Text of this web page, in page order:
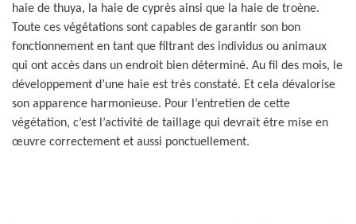
haie de thuya, la haie de cyprès ainsi que la haie de troène.
Toute ces végétations sont capables de garantir son bon
fonctionnement en tant que filtrant des individus ou animaux
qui ont accès dans un endroit bien déterminé. Au fil des mois, le
développement d’une haie est très constaté. Et cela dévalorise
son apparence harmonieuse. Pour l’entretien de cette
végétation, c’est l’activité de taillage qui devrait être mise en
œuvre correctement et aussi ponctuellement.